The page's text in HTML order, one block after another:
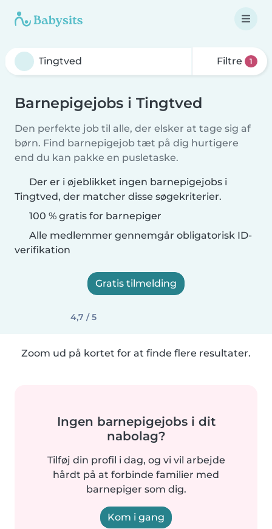
Filtre 1
Barnepigejobs i Tingtved
Den perfekte job til alle, der elsker at tage sig af
børn. Find barnepigejob tæt på dig hurtigere
end du kan pakke en pusletaske.
Der er i øjeblikket ingen barnepigejobs i
Tingtved, der matcher disse søgekriterier.
100 % gratis for barnepiger
Alle medlemmer gennemgår obligatorisk ID-
verifikation
Gratis tilmelding
4,7 / 5
Zoom ud på kortet for at finde flere resultater.
Ingen barnepigejobs i dit
nabolag?
Tilføj din profil i dag, og vi vil arbejde
hårdt på at forbinde familier med
barnepiger som dig.
Kom i gang